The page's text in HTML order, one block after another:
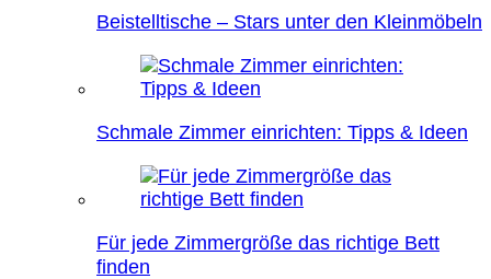
Beistelltische – Stars unter den Kleinmöbeln
Schmale Zimmer einrichten: Tipps & Ideen
Für jede Zimmergröße das richtige Bett
finden